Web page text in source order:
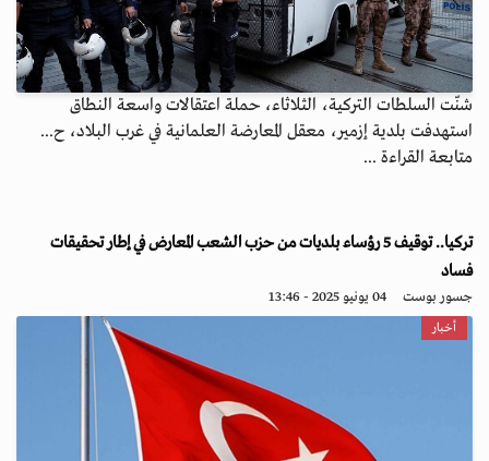
شنّت السلطات التركية، الثلاثاء، حملة اعتقالات واسعة النطاق
استهدفت بلدية إزمير، معقل المعارضة العلمانية في غرب البلاد، ح...
متابعة القراءة ...
تركيا.. توقيف 5 رؤساء بلديات من حزب الشعب المعارض في إطار تحقيقات
فساد
جسور بوست 04 يونيو 2025 - 13:46
أخبار